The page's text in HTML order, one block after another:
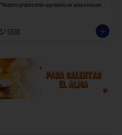
*Nuestros precios están expresados en soles e incluyen
S/ 59.00